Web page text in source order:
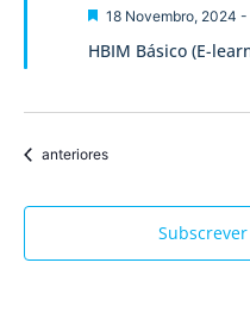
HBIM Básico (E-
Destaque
18 Novembro, 2024 -
Eventos
anteriores